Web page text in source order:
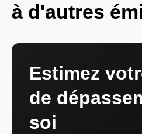
à d'autres
Estimez
de
soi